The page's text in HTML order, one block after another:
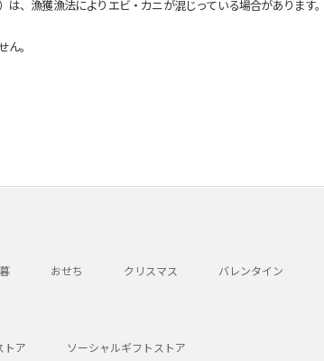
、漁獲漁法によりエビ・カニが混じっている場合があります
。
おせち クリスマス バレンタイン
トア ソーシャルギフトストア